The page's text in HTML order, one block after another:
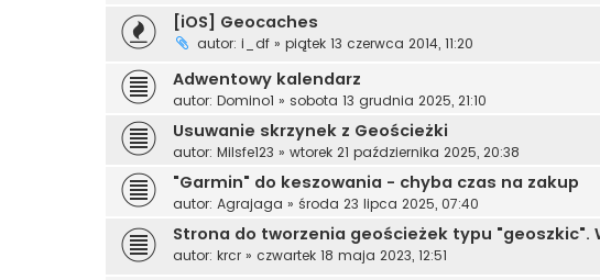
[iOS] Geocaches
autor: i_df » piątek 13 czerwca 2014, 11:20
Adwentowy kalendarz
autor: Domino1 » sobota 13 grudnia 2025, 21:10
Usuwanie skrzynek z Geościeżki
autor: Milsfe123 » wtorek 21 października 2025, 20:38
"Garmin" do keszowania - chyba czas na zakup
autor: Agrajaga » środa 23 lipca 2025, 07:40
Strona do tworzenia geościeżek typu "geoszkic".
autor: krcr » czwartek 18 maja 2023, 12:51